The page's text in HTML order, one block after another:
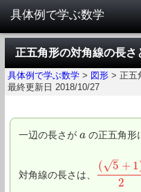
正五角形の対角線の長さ
具体例で学ぶ数学 > 図形 > 正五
最終更新日 2018/10/27
一辺の長さが a
a の正五角形
対角線の長さは、
( 5
–
√ + 1
2
(5+1)2a≃